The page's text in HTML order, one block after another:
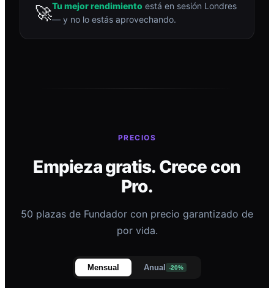
🚀Tu mejor rendimiento está en sesión Londres
— y no lo estás aprovechando.
PRECIOS
Empieza gratis. Crece con
Pro.
50 plazas de Fundador con precio garantizado de
por vida.
Mensual Anual -20%